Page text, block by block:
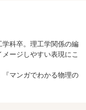
科卒。理工学関係の編
ージしやすい表現にこ
マンガでわかる物理の